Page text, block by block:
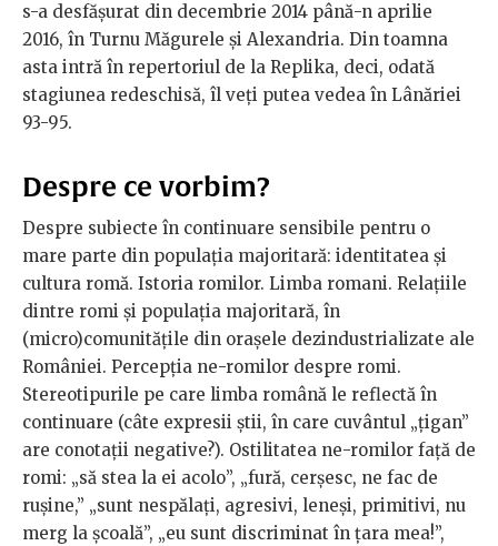
s-a desfășurat din decembrie 2014 până-n aprilie
2016, în Turnu Măgurele și Alexandria. Din toamna
asta intră în repertoriul de la Replika, deci, odată
stagiunea redeschisă, îl veți putea vedea în Lânăriei
93-95.
Despre ce vorbim?
Despre subiecte în continuare sensibile pentru o
mare parte din populația majoritară: identitatea și
cultura romă. Istoria romilor. Limba romani. Relațiile
dintre romi și populația majoritară, în
(micro)comunitățile din orașele dezindustrializate ale
României. Percepția ne-romilor despre romi.
Stereotipurile pe care limba română le reflectă în
continuare (câte expresii știi, în care cuvântul „țigan”
are conotații negative?). Ostilitatea ne-romilor față de
romi: „să stea la ei acolo”, „fură, cerșesc, ne fac de
rușine,” „sunt nespălați, agresivi, leneși, primitivi, nu
merg la școală”, „eu sunt discriminat în țara mea!”,